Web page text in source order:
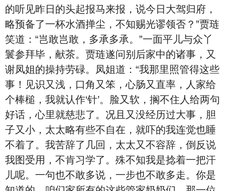
的听见昨日的头起报马来报，说今日大驾归府，
略预备了一杯水酒掸尘，不知赐光谬领否？”贾琏
笑道：“岂敢岂敢，多承多承。”一面平儿与众丫
鬟参拜毕，献茶。贾琏遂问别后家中的诸事，又
谢凤姐的操持劳碌。凤姐道：“我那里照管得这些
事！见识又浅，口角又笨，心肠又直率，人家给
个棒槌，我就认作‘针’。脸又软，搁不住人给两句
好话，心里就慈悲了。况且又没经历过大事，胆
子又小，太太略有些不自在，就吓的我连觉也睡
不着了。我苦辞了几回，太太又不容辞，倒反说
我图受用，不肯习学了。殊不知我是捻着一把汗
儿呢。一句也不敢多说，一步也不敢多走。你是